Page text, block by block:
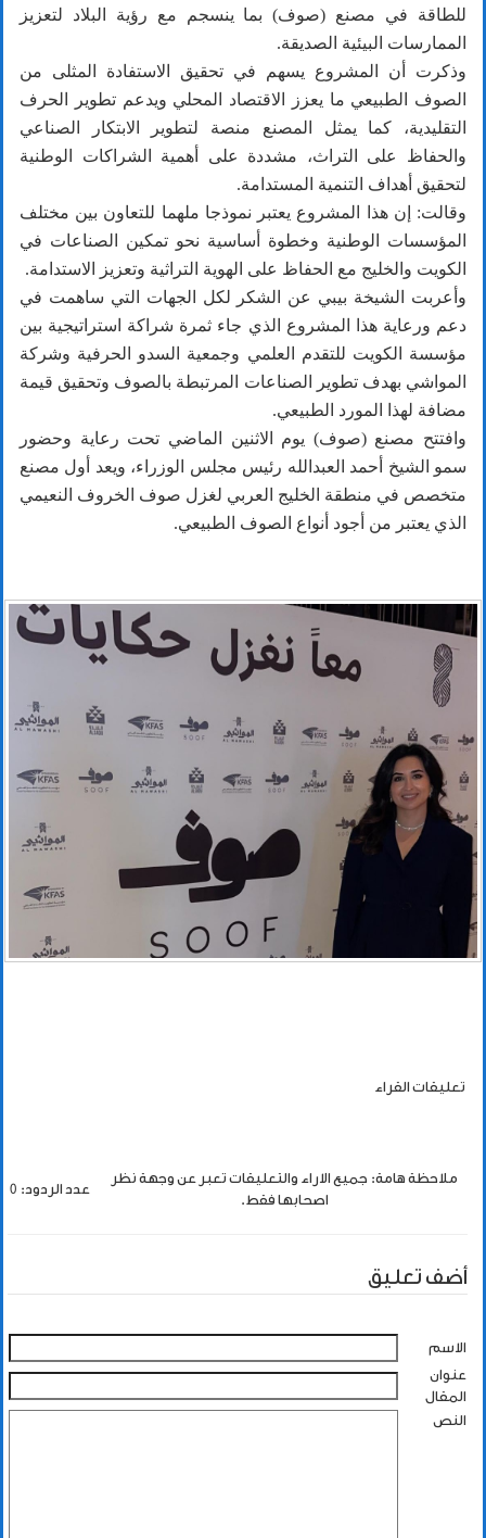
للطاقة في مصنع (صوف) بما ينسجم مع رؤية البلاد لتعزيز
الممارسات البيئية الصديقة.
وذكرت أن المشروع يسهم في تحقيق الاستفادة المثلى من
الصوف الطبيعي ما يعزز الاقتصاد المحلي ويدعم تطوير الحرف
التقليدية، كما يمثل المصنع منصة لتطوير الابتكار الصناعي
والحفاظ على التراث، مشددة على أهمية الشراكات الوطنية
لتحقيق أهداف التنمية المستدامة.
وقالت: إن هذا المشروع يعتبر نموذجا ملهما للتعاون بين مختلف
المؤسسات الوطنية وخطوة أساسية نحو تمكين الصناعات في
الكويت والخليج مع الحفاظ على الهوية التراثية وتعزيز الاستدامة.
وأعربت الشيخة بيبي عن الشكر لكل الجهات التي ساهمت في
دعم ورعاية هذا المشروع الذي جاء ثمرة شراكة استراتيجية بين
مؤسسة الكويت للتقدم العلمي وجمعية السدو الحرفية وشركة
المواشي بهدف تطوير الصناعات المرتبطة بالصوف وتحقيق قيمة
مضافة لهذا المورد الطبيعي.
وافتتح مصنع (صوف) يوم الاثنين الماضي تحت رعاية وحضور
سمو الشيخ أحمد العبدالله رئيس مجلس الوزراء، ويعد أول مصنع
متخصص في منطقة الخليج العربي لغزل صوف الخروف النعيمي
الذي يعتبر من أجود أنواع الصوف الطبيعي.
تعليقات القراء
ملاحظة هامة: جميع الاراء والتعليقات تعبر عن وجهة نظر
اصحابها فقط.
عدد الردود: 0
أضف تعليق
الاسم
عنوان
المقال
النص